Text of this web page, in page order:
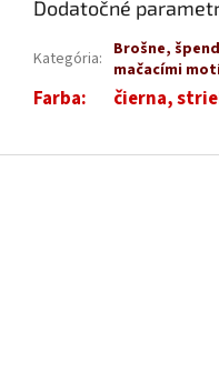
Dodatočné
Kategória: Brošne,
mačacími
Farba: čierna,